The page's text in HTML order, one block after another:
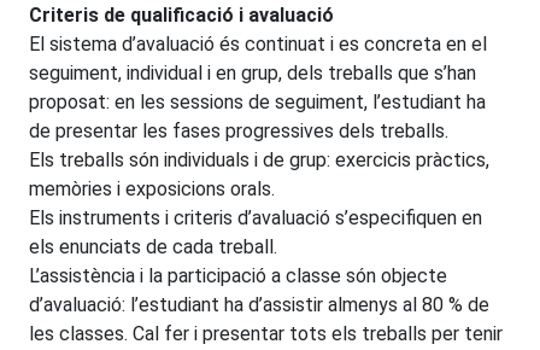
Criteris de qualificació i avaluació
El sistema d’avaluació és continuat i es concreta en el
seguiment, individual i en grup, dels treballs que s’han
proposat: en les sessions de seguiment, l’estudiant ha
de presentar les fases progressives dels treballs.
Els treballs són individuals i de grup: exercicis pràctics,
memòries i exposicions orals.
Els instruments i criteris d’avaluació s’especifiquen en
els enunciats de cada treball.
L’assistència i la participació a classe són objecte
d’avaluació: l’estudiant ha d’assistir almenys al 80 % de
les classes. Cal fer i presentar tots els treballs per tenir